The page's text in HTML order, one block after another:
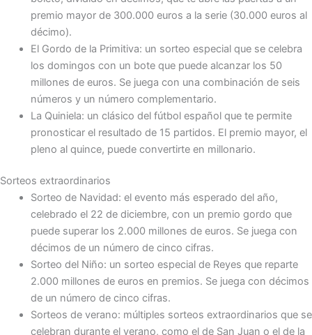
premio mayor de 300.000 euros a la serie (30.000 euros al
décimo).
El Gordo de la Primitiva: un sorteo especial que se celebra
los domingos con un bote que puede alcanzar los 50
millones de euros. Se juega con una combinación de seis
números y un número complementario.
La Quiniela: un clásico del fútbol español que te permite
pronosticar el resultado de 15 partidos. El premio mayor, el
pleno al quince, puede convertirte en millonario.
Sorteos extraordinarios
Sorteo de Navidad: el evento más esperado del año,
celebrado el 22 de diciembre, con un premio gordo que
puede superar los 2.000 millones de euros. Se juega con
décimos de un número de cinco cifras.
Sorteo del Niño: un sorteo especial de Reyes que reparte
2.000 millones de euros en premios. Se juega con décimos
de un número de cinco cifras.
Sorteos de verano: múltiples sorteos extraordinarios que se
celebran durante el verano, como el de San Juan o el de la